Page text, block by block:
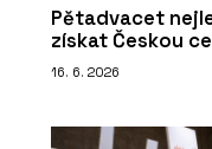
Pětadvacet
získat Českou
16. 6. 2026